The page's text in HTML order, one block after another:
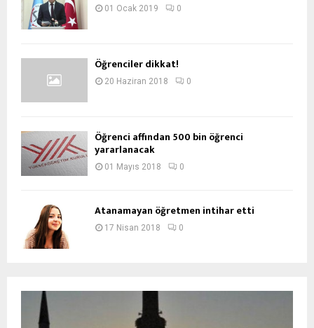
01 Ocak 2019 0
Öğrenciler dikkat!
20 Haziran 2018 0
Öğrenci affından 500 bin öğrenci
yararlanacak
01 Mayıs 2018 0
Atanamayan öğretmen intihar etti
17 Nisan 2018 0